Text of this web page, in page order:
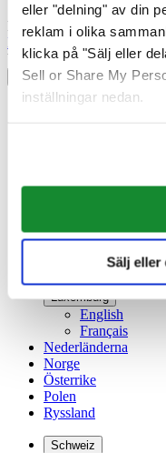
eller "delning" av din
reklam i olika
klicka på "Sälj eller
Sell or Share My
inställningar nedan.
Sälj eller
Registrera dig för att få
Bli medlem
Välj land/region
Språkväljare
English
简体中文
Luxemburg
English
Français
Nederländerna
Norge
Österrike
Polen
Ryssland
Schweiz